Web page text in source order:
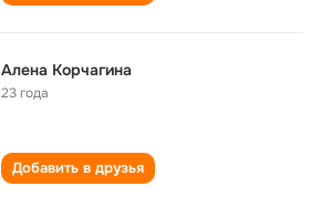
Алена Корчагина
23 года
Добавить в друзья